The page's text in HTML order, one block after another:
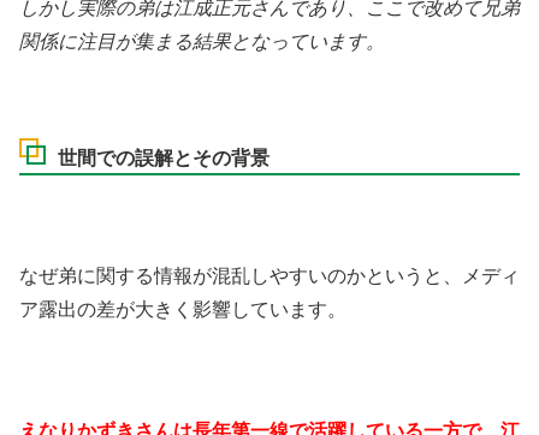
しかし実際の弟は江成正元さんであり、ここで改めて兄弟
関係に注目が集まる結果となっています。
世間での誤解とその背景
なぜ弟に関する情報が混乱しやすいのかというと、メディ
ア露出の差が大きく影響しています。